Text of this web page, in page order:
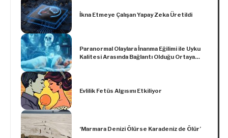
İkna Etmeye Çalışan Yapay Zeka Üretildi
Paranormal Olaylara İnanma Eğilimi ile Uyku
Kalitesi Arasında Bağlantı Olduğu Ortaya
Evlilik Fetüs Algısını Etkiliyor
‘Marmara Denizi Ölürse Karadeniz de Ölür’